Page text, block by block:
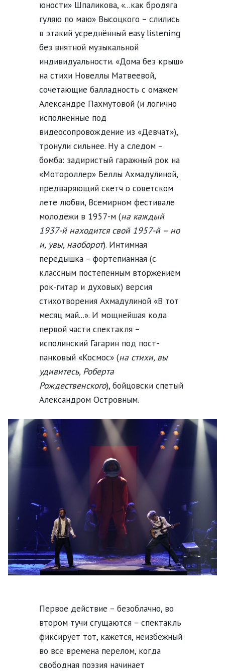
юности» Шпаликова, «...как бродяга
гуляю по маю» Высоцкого – слились
в этакий усреднённый easy listening
без внятной музыкальной
индивидуальности. «Дома без крыш»
на стихи Новеллы Матвеевой,
сочетающие балладность с омажем
Александре Пахмутовой (и логично
исполненные под
видеосопровождение из «Девчат»),
тронули сильнее. Ну а следом –
бомба: задиристый гаражный рок на
«Мотороллер» Беллы Ахмадулиной,
предваряющий скетч о советском
лете любви, Всемирном фестивале
молодёжи в 1957-м (на каждый
1937-й находится свой 1957-й – но
и, увы, наоборот). Интимная
передышка – фортепианная (с
классным постепенным вторжением
рок-гитар и духовых) версия
стихотворения Ахмадулиной «В тот
месяц май...». И мощнейшая кода
первой части спектакля –
исполинский Гагарин под пост-
панковый «Космос» (на стихи, вы
удивитесь, Роберта
Рождественского), бойцовски спетый
Александром Островным.
Первое действие – безоблачно, во
втором тучи сгущаются – спектакль
фиксирует тот, кажется, неизбежный
во все времена перелом, когда
свободная поэзия начинает